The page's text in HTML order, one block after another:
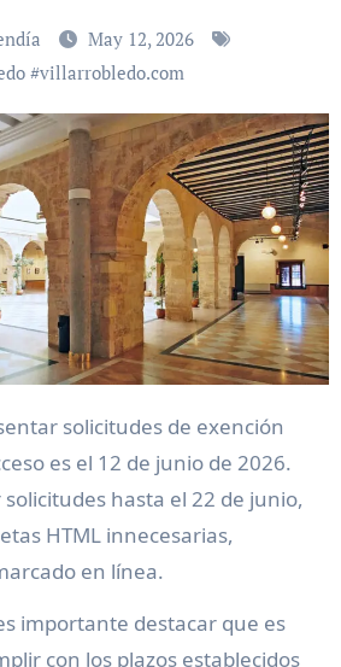
May 12, 2026
#villarrobledo.com
es el 12 de junio de 2026.
hasta el 22 de junio,
HTML innecesarias,
en línea.
importante destacar que es
con los plazos establecidos